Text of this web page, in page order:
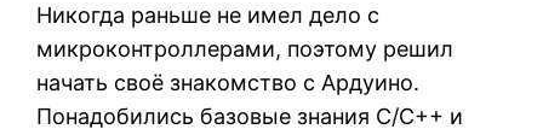
Никогда раньше не имел дело с
микроконтроллерами, поэтому решил
начать своё знакомство с Ардуино.
Понадобились базовые знания С/C++ и